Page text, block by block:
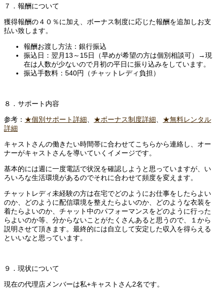
７．報酬について
獲得報酬の４０％に加え、ボーナス制度に応じた報酬を追加しお支
払い致します。
報酬お渡し方法：銀行振込
振込日：翌月13～15日（早めが希望の方は個別相談可）→現
在は人数が少ないので月初の平日に振り込みをしています。
振込手数料：540円（チャットレディ負担）
８．サポート内容
参考： ★個別サポート詳細 ★ボーナス制度詳細
★無料レンタル
詳細
キャストさんの働きたい時間帯に合わせてこちらから連絡し、オー
ナーがキャストさんを導いていくイメージです。
基本的には週に一度電話で状況を確認しようと思っていますが、い
ろいろな生活環境があるのでそれに合わせて頻度を変えます。
チャットレディ未経験の方は在宅でどのようにお仕事をしたらよい
のか、どのように配信環境を整えたらよいのか、どのような衣装を
着たらよいのか、チャット中のパフォーマンスをどのように行った
らよいのか等、分からないことがたくさんあると思うので、１から
説明させて頂きます。最終的には自立して安定した収入を得らえる
といいなと思っています。
９．現状について
現在の代理店メンバーは私+キャストさん2名です。